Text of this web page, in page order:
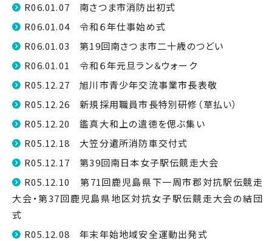
R06.01.07 南さつま市消防出初式
R06.01.04 令和６年仕事始め式
R06.01.03 第19回南さつま市二十歳のつどい
R06.01.01 令和６年元旦ラン＆ウォーク
R05.12.27 旭川市青少年交流事業市長表敬
R05.12.26 新規採用職員市長特別研修（草払い）
R05.12.20 鑑真大和上の遺徳を偲ぶ集い
R05.12.18 大笠分遣所消防車交付式
R05.12.17 第39回南日本女子駅伝競走大会
R05.12.10 第71回鹿児島県下一周市郡対抗駅伝競走
大会・第37回鹿児島県地区対抗女子駅伝競走大会の結団
式
R05.12.08 年末年始地域安全運動出発式